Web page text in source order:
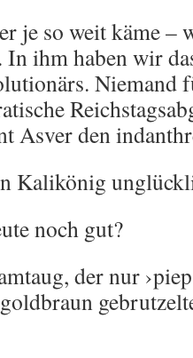
je so weit käme –
ihm haben wir
Niemand
Asver den
Kalikönig
noch gut?
der nur